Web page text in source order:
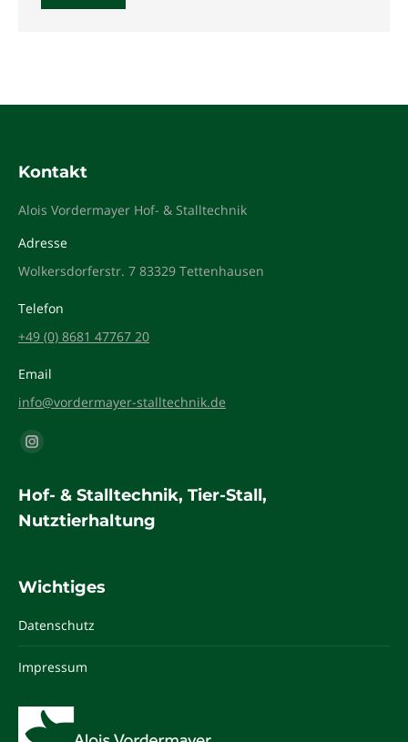
Kontakt
Alois Vordermayer Hof- & Stalltechnik
Adresse
Wolkersdorferstr. 7 83329 Tettenhausen
Telefon
+49 (0) 8681 47767 20
Email
info@vordermayer-stalltechnik.de
Finden Sie uns auf:
Instagram
opens
in
Hof- & Stalltechnik, Tier-Stall,
Nutztierhaltung
Wichtiges
Datenschutz
Impressum